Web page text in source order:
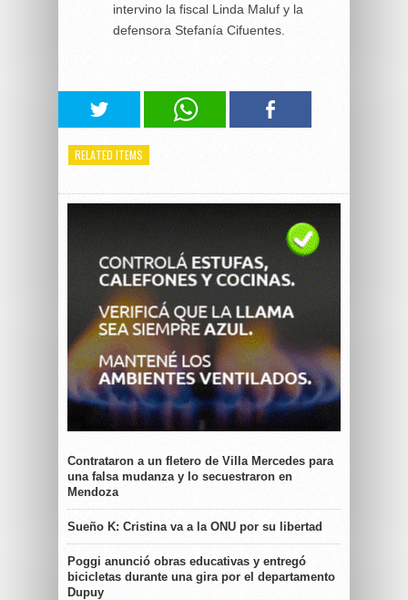
intervino la fiscal Linda Maluf y la
defensora Stefanía Cifuentes.
RELATED ITEMS
Contrataron a un fletero de Villa Mercedes para
una falsa mudanza y lo secuestraron en
Mendoza
Sueño K: Cristina va a la ONU por su libertad
Poggi anunció obras educativas y entregó
bicicletas durante una gira por el departamento
Dupuy